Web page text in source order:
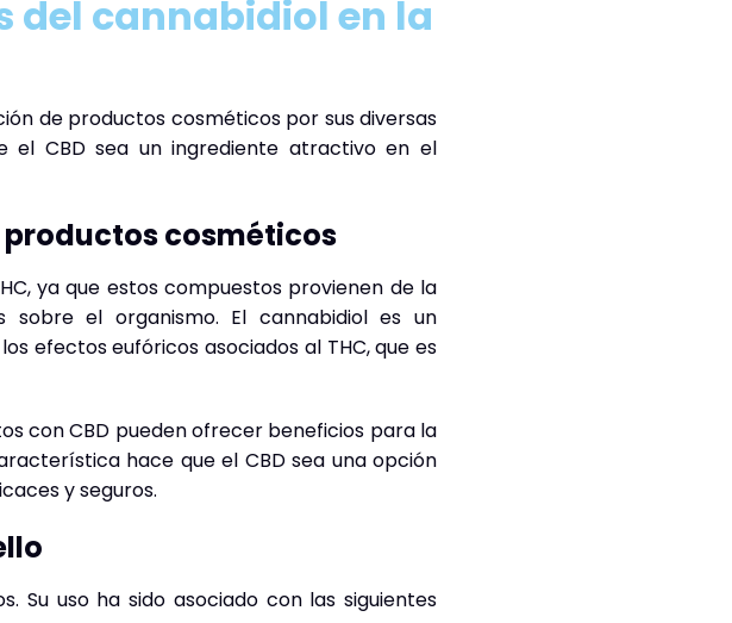
del cannabidiol en la
de productos cosméticos por sus diversas
el CBD sea un ingrediente atractivo en el
productos cosméticos
ya que estos compuestos provienen de la
el organismo. El cannabidiol es un
efectos eufóricos asociados al THC, que es
con CBD pueden ofrecer beneficios para la
hace que el CBD sea una opción
y seguros.
Su uso ha sido asociado con las siguientes